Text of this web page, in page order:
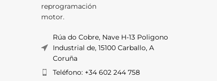
reprogramación
motor.
Rúa do Cobre, Nave H-13 Poligono
Industrial de, 15100 Carballo, A
Coruña
Teléfono: +34 602 244 758